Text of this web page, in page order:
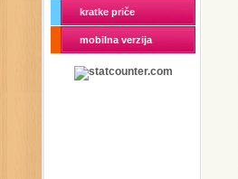
kratke priče
mobilna verzija